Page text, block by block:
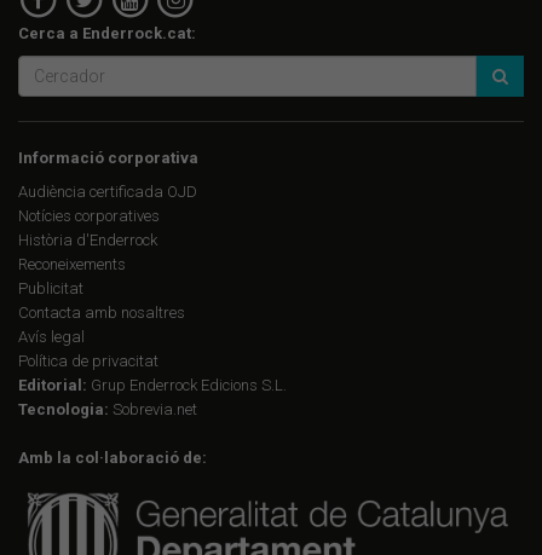
Cerca a Enderrock.cat:
Informació corporativa
Audiència certificada OJD
Notícies corporatives
Història d'Enderrock
Reconeixements
Publicitat
Contacta amb nosaltres
Avís legal
Política de privacitat
Editorial: Grup Enderrock Edicions S.L.
Tecnologia: Sobrevia.net
Amb la col·laboració de: